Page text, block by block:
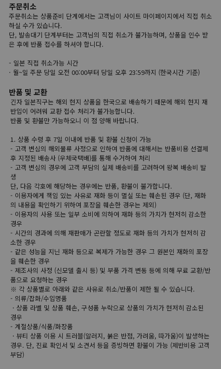
주문취소
주문취소는 상품준비 단계에서는 고객님이 사이트 마이페이지에서 직접 취소
하실 수가 있습니다.
단, 발송대기 단계부터는 고객님의 직접 취소가 불가능하며, 상품을 인수 받
은 후에 반품 접수를 하셔야 합니다.
- 일본 직접 취소가능 시간
· 월~일 주문 당일 오전 00:00부터 당일 오후 23:59까지 (한국시간 기준)
반품 및 교환
긴자 일본직구는 해외 현지 상품을 한국으로 배송하기 때문에 해외 현지 재
반입이 어려워 교환 접수 처리가 불가능합니다.
반품 및 환불만 가능하오니 이 점 양해 바랍니다.
1. 상품 수령 후 7일 이내에 반품 및 환불 신청이 가능
- 고객 변심의 해외물류 사정으로 인하여 반품에 대해서는 반품비용 선결제
후 지정된 배송사 (우체국택배)를 통해 수거하여 처리
- 고객 변심의 경우에 고객 부담의 실제 배송비를 고려하여 왕복 배송비 발
생
단, 다음 각호에 해당하는 경우에는 반품, 환불이 불가합니다.
- 이용자에게 책임 있는 사유로 재화 등이 멸실 또는 훼손된 경우 (단, 재화
의 내용을 확인하기 위하여 포장을 훼손한 경우는 제외)
- 이용자의 사용 또는 일부 소비에 의하여 재화 등의 가치가 현저히 감소한
경우
- 시간의 경과에 의해 재판매가 곤란할 정도로 재화 등의 가치가 현저히 감
소한 경우
- 같은 성능을 지닌 재화 등으로 복제가 가능한 경우 그 원본인 재화의 포장
을 훼손한 경우
- 제조사의 사정 (신모델 출시 등) 및 부품 가격 변동 등에 의해 무료 교환/반
품으로 요청하는 경우
※ 각 상품별로 아래와 같은 사유로 취소/반품이 제한 될 수 있습니다.
- 의류/잡화/수입명품
ㆍ상품 라벨 및 상품 훼손, 구성품 누락으로 상품의 가치가 현저히 감소된
경우
- 계절상품/식품/화장품
ㆍ뷰티 상품 이용 시 트러블(알러지, 붉은 반점, 가려움, 따가움)이 발생하는
경우. 단, 진료 확인서 및 소견서 등을 증빙하면 환불이 가능 (제반비용 고객
부담)